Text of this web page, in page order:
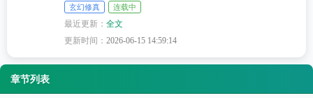
玄幻修真 连载中
最近更新：全文
更新时间：2026-06-15 14:59:14
章节列表